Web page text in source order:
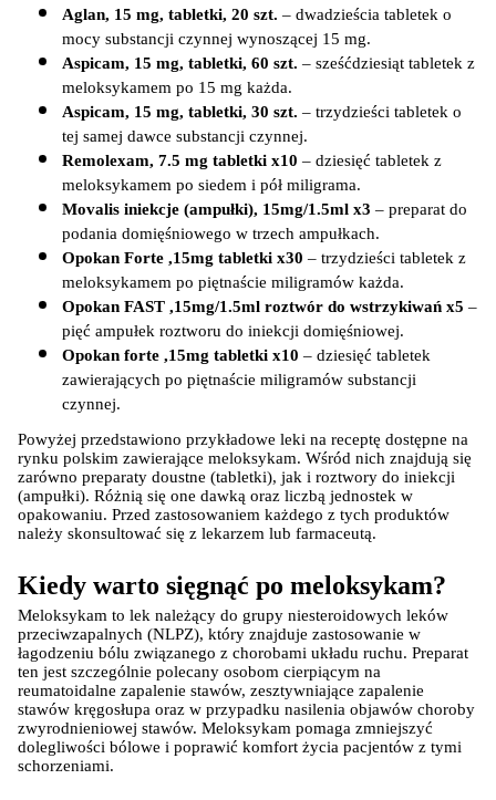
Aglan, 15 mg, tabletki, 20 szt. – dwadzieścia tabletek o
mocy substancji czynnej wynoszącej 15 mg.
Aspicam, 15 mg, tabletki, 60 szt. – sześćdziesiąt tabletek z
meloksykamem po 15 mg każda.
Aspicam, 15 mg, tabletki, 30 szt. – trzydzieści tabletek o
tej samej dawce substancji czynnej.
Remolexam, 7.5 mg tabletki x10 – dziesięć tabletek z
meloksykamem po siedem i pół miligrama.
Movalis iniekcje (ampułki), 15mg/1.5ml x3 – preparat do
podania domięśniowego w trzech ampułkach.
Opokan Forte ,15mg tabletki x30 – trzydzieści tabletek z
meloksykamem po piętnaście miligramów każda.
Opokan FAST ,15mg/1.5ml roztwór do wstrzykiwań x5 –
pięć ampułek roztworu do iniekcji domięśniowej.
Opokan forte ,15mg tabletki x10 – dziesięć tabletek
zawierających po piętnaście miligramów substancji
czynnej.
Powyżej przedstawiono przykładowe leki na receptę dostępne na
rynku polskim zawierające meloksykam. Wśród nich znajdują się
zarówno preparaty doustne (tabletki), jak i roztwory do iniekcji
(ampułki). Różnią się one dawką oraz liczbą jednostek w
opakowaniu. Przed zastosowaniem każdego z tych produktów
należy skonsultować się z lekarzem lub farmaceutą.
Kiedy warto sięgnąć po meloksykam?
Meloksykam to lek należący do grupy niesteroidowych leków
przeciwzapalnych (NLPZ), który znajduje zastosowanie w
łagodzeniu bólu związanego z chorobami układu ruchu. Preparat
ten jest szczególnie polecany osobom cierpiącym na
reumatoidalne zapalenie stawów, zesztywniające zapalenie
stawów kręgosłupa oraz w przypadku nasilenia objawów choroby
zwyrodnieniowej stawów. Meloksykam pomaga zmniejszyć
dolegliwości bólowe i poprawić komfort życia pacjentów z tymi
schorzeniami.